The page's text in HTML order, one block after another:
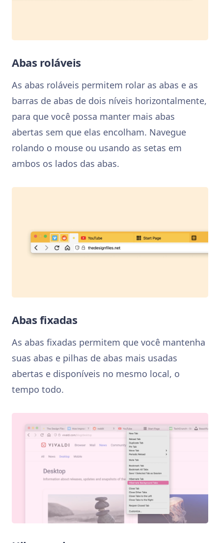
Abas roláveis
As abas roláveis permitem rolar as abas e as
barras de abas de dois níveis horizontalmente,
para que você possa manter mais abas
abertas sem que elas encolham. Navegue
rolando o mouse ou usando as setas em
ambos os lados das abas.
Abas fixadas
As abas fixadas permitem que você mantenha
suas abas e pilhas de abas mais usadas
abertas e disponíveis no mesmo local, o
tempo todo.